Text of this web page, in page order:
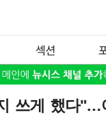
섹션
쓰게 했다"…